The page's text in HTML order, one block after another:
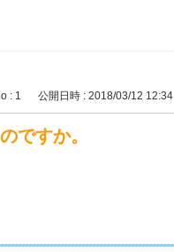
: 1 公開日時 : 2018/03/12 12:34
ですか。